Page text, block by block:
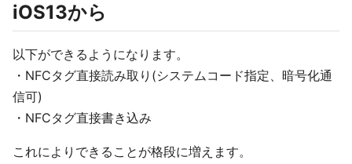
iOS13から
以下ができるようになります。
・NFCタグ直接読み取り(システムコード指定、暗号化通
信可)
・NFCタグ直接書き込み
これによりできることが格段に増えます。